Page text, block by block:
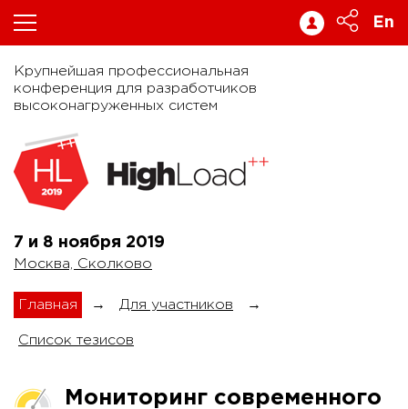
En
Крупнейшая профессиональная
конференция для разработчиков
высоконагруженных систем
7 и 8 ноября 2019
Москва, Сколково
Главная → Для участников →
Список тезисов
Мониторинг современного